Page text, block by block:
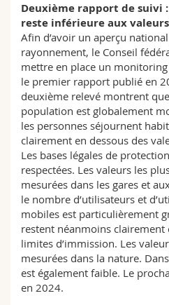
Deuxième rapport de suivi :
reste inférieure aux
Afin d’avoir un aperçu
rayonnement, le Conseil
mettre en place un
le premier rapport publié en
deuxième relevé montrent
population est globalement
les personnes séjournent
clairement en dessous des
Les bases légales de
respectées. Les valeurs les
mesurées dans les gares et
le nombre d’utilisateurs et
mobiles est particulièrement
restent néanmoins clairement
limites d’immission. Les
mesurées dans la nature.
est également faible. Le
en 2024.